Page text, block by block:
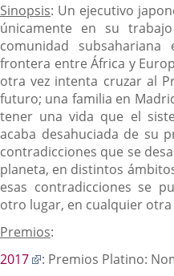
Sinopsis: Un ejecutivo
únicamente en su
comunidad
frontera entre África y
otra vez intenta cruzar al
futuro; una familia en
tener una vida que el
acaba desahuciada de su
contradicciones que se
planeta, en distintos
esas contradicciones se
otro lugar, en cualquier
Premios:
2017
Enlace
: Premios Platino: